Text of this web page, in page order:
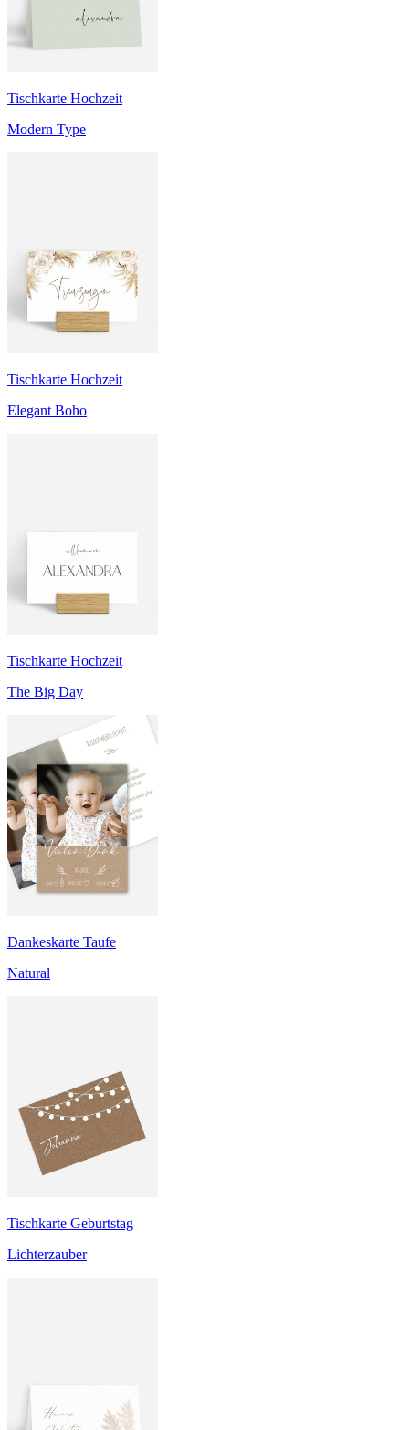
Tischkarte Hochzeit
Modern Type
Tischkarte Hochzeit
Elegant Boho
Tischkarte Hochzeit
The Big Day
Dankeskarte Taufe
Natural
Tischkarte Geburtstag
Lichterzauber